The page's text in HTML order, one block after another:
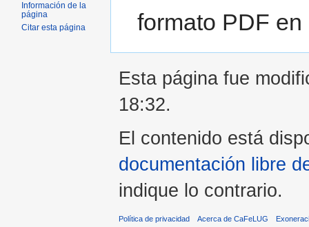
formato PDF
Información de la
página
Citar esta página
Esta página fue
18:32.
El contenido está
documentación libre
indique lo contrario.
Política de privacidad Acerca de CaFeLUG